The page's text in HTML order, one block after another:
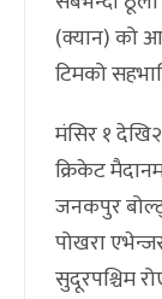
(क्यान) को
टिमको
मंसिर १
क्रिकेट
जनकपुर
पोखरा
सुदूरपश्चिम